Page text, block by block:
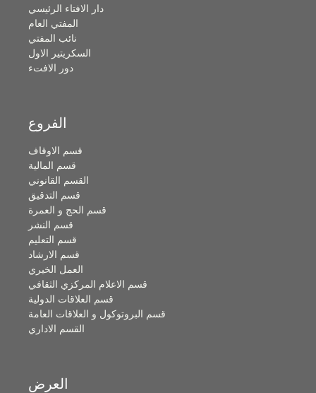
دار الافتاء الرئيسي
المفتي العام
نائب المفتي
السكريتير الاول
دور الافتء
الفروع
قسم الاوقاف
قسم المالية
القسم القانوني
قسم التدقيق
قسم الحج و العمرة
قسم النشر
قسم التعليم
قسم الارشاد
العمل الخيري
قسم الاعلام المركزي الثقافي
قسم العلاقات الدولية
قسم البروتوكول و العلاقات العامة
القسم الاداري
العرض